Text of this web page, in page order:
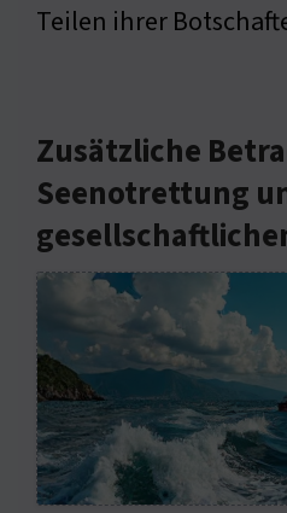
Teilen ihrer
Zusätzliche
Seenotrettung